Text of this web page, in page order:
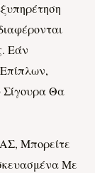
Εάν
Σίγουρα Θα
Μπορείτε
Με